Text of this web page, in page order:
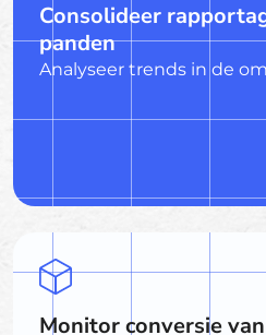
Consolideer
panden
Analyseer trends in de
Monitor conversie